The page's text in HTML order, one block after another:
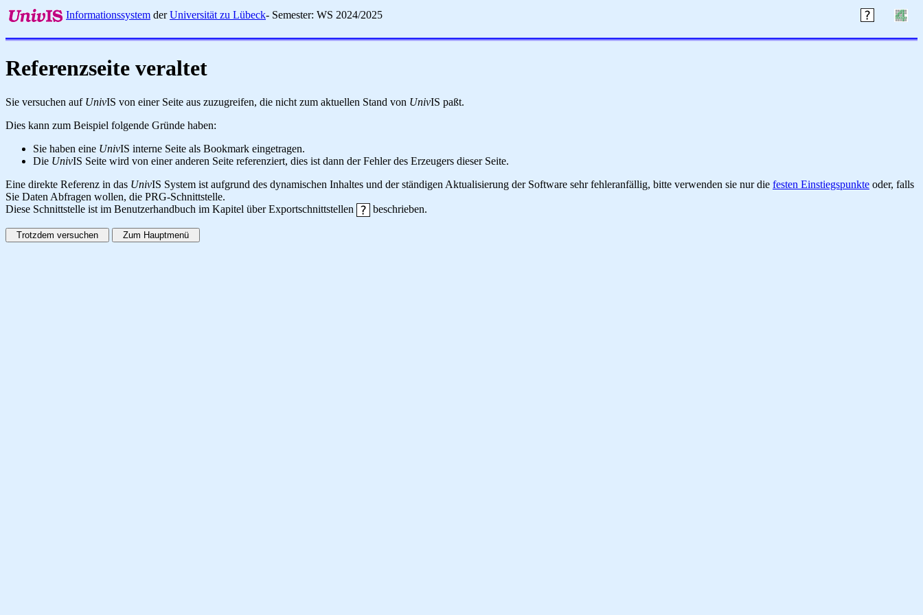
Informationssystem derUniversität zu Lübeck- Semester: WS 2024/2025
Referenzseite veraltet
Sie versuchen auf UnivIS von einer Seite aus zuzugreifen, die nicht zum aktuellen Stand von UnivIS paßt.
Dies kann zum Beispiel folgende Gründe haben:
Sie haben eine UnivIS interne Seite als Bookmark eingetragen.
Die UnivIS Seite wird von einer anderen Seite referenziert, dies ist dann der Fehler des Erzeugers dieser Seite.
Eine direkte Referenz in das UnivIS System ist aufgrund des dynamischen Inhaltes und der ständigen Aktualisierung der Software sehr fehleranfällig, bitte verwenden sie nur die festen Einstiegspunkte oder, falls
Sie Daten Abfragen wollen, die PRG-Schnittstelle.
Diese Schnittstelle ist im Benutzerhandbuch im Kapitel über Exportschnittstellen
beschrieben.